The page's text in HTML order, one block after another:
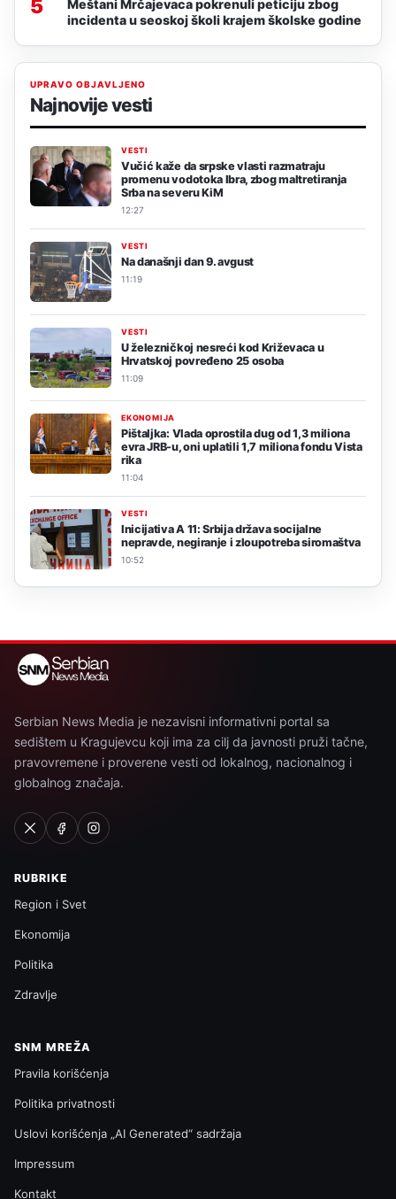
5
Meštani Mrčajevaca pokrenuli peticiju zbog
incidenta u seoskoj školi krajem školske godine
UPRAVO OBJAVLJENO
Najnovije vesti
VESTI
Vučić kaže da srpske vlasti razmatraju
promenu vodotoka Ibra, zbog maltretiranja
Srba na severu KiM
12:27
VESTI
Na današnji dan 9. avgust
11:19
VESTI
U železničkoj nesreći kod Križevaca u
Hrvatskoj povređeno 25 osoba
11:09
EKONOMIJA
Pištaljka: Vlada oprostila dug od 1,3 miliona
evra JRB-u, oni uplatili 1,7 miliona fondu Vista
rika
11:04
VESTI
Inicijativa A 11: Srbija država socijalne
nepravde, negiranje i zloupotreba siromaštva
10:52
Serbian News Media je nezavisni informativni portal sa
sedištem u Kragujevcu koji ima za cilj da javnosti pruži tačne,
pravovremene i proverene vesti od lokalnog, nacionalnog i
globalnog značaja.
RUBRIKE
Region i Svet
Ekonomija
Politika
Zdravlje
SNM MREŽA
Pravila korišćenja
Politika privatnosti
Uslovi korišćenja „AI Generated“ sadržaja
Impressum
Kontakt